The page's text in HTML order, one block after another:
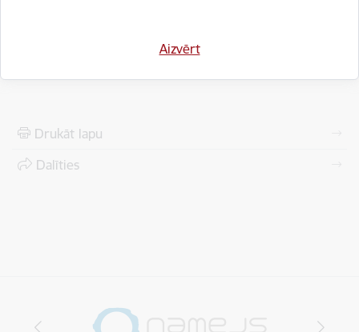
Aizvērt
Jelgavas tehnikuma sporta organizators – Gints Veinbergs
Drukāt lapu
Dalīties